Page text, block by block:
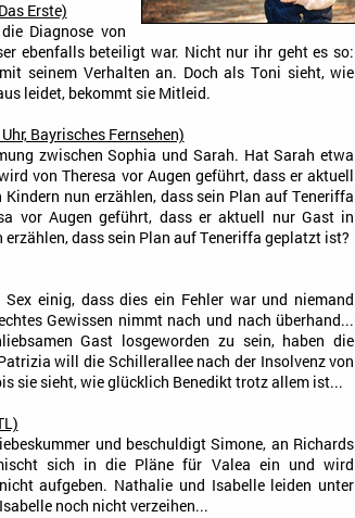
Erste)
Diagnose von
ebenfalls beteiligt war. Nicht nur ihr geht es so:
seinem Verhalten an. Doch als Toni sieht, wie
leidet, bekommt sie Mitleid.
Bayrisches Fernsehen)
zwischen Sophia und Sarah. Hat Sarah etwa
von Theresa vor Augen geführt, dass er aktuell
nun erzählen, dass sein Plan auf Teneriffa
vor Augen geführt, dass er aktuell nur Gast in
dass sein Plan auf Teneriffa geplatzt ist?
einig, dass dies ein Fehler war und niemand
Gewissen nimmt nach und nach überhand...
Gast losgeworden zu sein, haben die
will die Schillerallee nach der Insolvenz von
sie sieht, wie glücklich Benedikt trotz allem ist...
und beschuldigt Simone, an Richards
sich in die Pläne für Valea ein und wird
aufgeben. Nathalie und Isabelle leiden unter
noch nicht verzeihen...